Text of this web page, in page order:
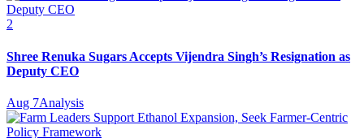
2
Shree Renuka Sugars Accepts Vijendra Singh’s Resignation as
Deputy CEO
Aug 7Analysis